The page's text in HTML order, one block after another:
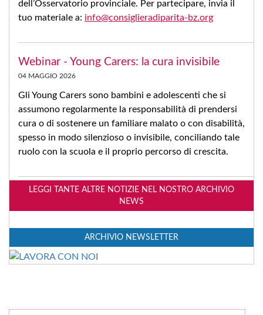
dell’Osservatorio provinciale. Per partecipare, invia il
tuo materiale a: info@consiglieradiparita-bz.org
Webinar - Young Carers: la cura invisibile
04 MAGGIO 2026
Gli Young Carers sono bambini e adolescenti che si
assumono regolarmente la responsabilità di prendersi
cura o di sostenere un familiare malato o con disabilità,
spesso in modo silenzioso o invisibile, conciliando tale
ruolo con la scuola e il proprio percorso di crescita.
LEGGI TANTE ALTRE NOTIZIE NEL NOSTRO ARCHIVIO
NEWS
ARCHIVIO NEWSLETTER